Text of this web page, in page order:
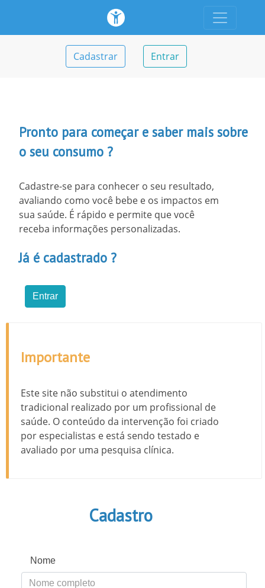
Cadastrar Entrar
Pronto para começar e saber mais sobre
o seu consumo ?
Cadastre-se para conhecer o seu resultado,
avaliando como você bebe e os impactos em
sua saúde. É rápido e permite que você
receba informações personalizadas.
Já é cadastrado ?
Importante
Este site não substitui o atendimento
tradicional realizado por um profissional de
saúde. O conteúdo da intervenção foi criado
por especialistas e está sendo testado e
avaliado por uma pesquisa clínica.
Cadastro
Nome